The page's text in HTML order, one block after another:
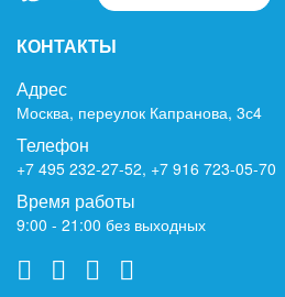
КОНТАКТЫ
Адрес
Москва, переулок Капранова, 3с4
Телефон
+7 495 232-27-52, +7 916 723-05-70
Время работы
9:00 - 21:00 без выходных